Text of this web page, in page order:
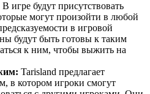
В игре будут присутствовать
могут произойти в любой
в игровой
будут быть готовы к таким
к ним, чтобы выжить на
Tarisland предлагает
в котором игроки смогут